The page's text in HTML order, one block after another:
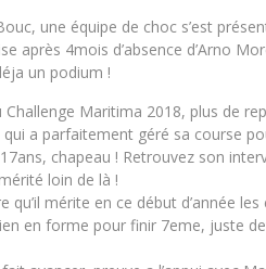
une équipe de choc s’est
après 4mois d’absence d’Arno
un podium !
Maritima 2018, plus de
qui a parfaitement géré sa course
chapeau ! Retrouvez son
loin de là !
qu’il mérite en ce début d’année
en forme pour finir 7eme, juste